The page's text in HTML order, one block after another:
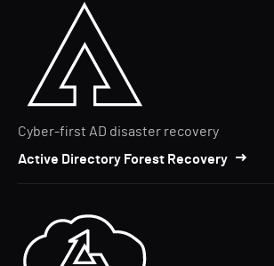
Cyber-first AD disaster recovery
Active Directory Forest Recovery